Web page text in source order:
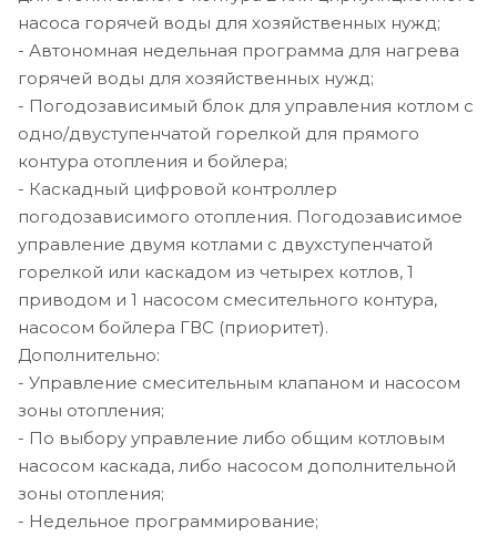
насоса горячей воды для хозяйственных нужд;
- Автономная недельная программа для нагрева
горячей воды для хозяйственных нужд;
- Погодозависимый блок для управления котлом с
одно/двуступенчатой горелкой для прямого
контура отопления и бойлера;
- Каскадный цифровой контроллер
погодозависимого отопления. Погодозависимое
управление двумя котлами с двухступенчатой
горелкой или каскадом из четырех котлов, 1
приводом и 1 насосом смесительного контура,
насосом бойлера ГВС (приоритет).
Дополнительно:
- Управление смесительным клапаном и насосом
зоны отопления;
- По выбору управление либо общим котловым
насосом каскада, либо насосом дополнительной
зоны отопления;
- Недельное программирование;